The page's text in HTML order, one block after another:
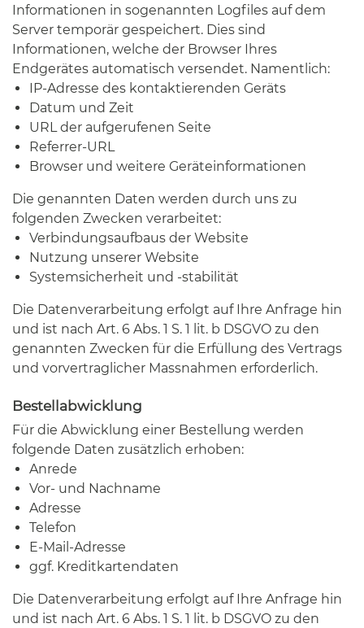
Informationen in sogenannten Logfiles auf dem
Server temporär gespeichert. Dies sind
Informationen, welche der Browser Ihres
Endgerätes automatisch versendet. Namentlich:
IP-Adresse des kontaktierenden Geräts
Datum und Zeit
URL der aufgerufenen Seite
Referrer-URL
Browser und weitere Geräteinformationen
Die genannten Daten werden durch uns zu
folgenden Zwecken verarbeitet:
Verbindungsaufbaus der Website
Nutzung unserer Website
Systemsicherheit und -stabilität
Die Datenverarbeitung erfolgt auf Ihre Anfrage hin
und ist nach Art. 6 Abs. 1 S. 1 lit. b DSGVO zu den
genannten Zwecken für die Erfüllung des Vertrags
und vorvertraglicher Massnahmen erforderlich.
Bestellabwicklung
Für die Abwicklung einer Bestellung werden
folgende Daten zusätzlich erhoben:
Anrede
Vor- und Nachname
Adresse
Telefon
E-Mail-Adresse
ggf. Kreditkartendaten
Die Datenverarbeitung erfolgt auf Ihre Anfrage hin
und ist nach Art. 6 Abs. 1 S. 1 lit. b DSGVO zu den